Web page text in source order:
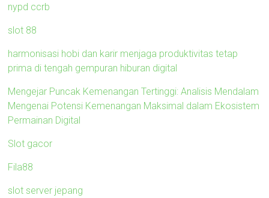
nypd ccrb
slot 88
harmonisasi hobi dan karir menjaga produktivitas tetap
prima di tengah gempuran hiburan digital
Mengejar Puncak Kemenangan Tertinggi: Analisis Mendalam
Mengenai Potensi Kemenangan Maksimal dalam Ekosistem
Permainan Digital
Slot gacor
Fila88
slot server jepang